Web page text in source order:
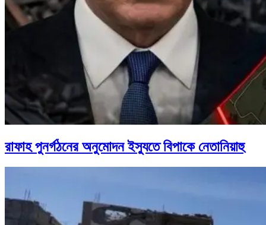
রাফাহ পুনর্গঠনের অনুমোদন ইস্যুতে বিপাকে নেতানিয়াহু